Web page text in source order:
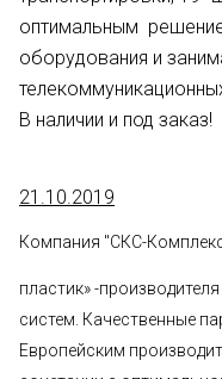
оптимальным
оборудования и
В наличии и под заказ!
21.10.2019
Компания "СКС-
пластик» -
систем. Качественные
Европейским